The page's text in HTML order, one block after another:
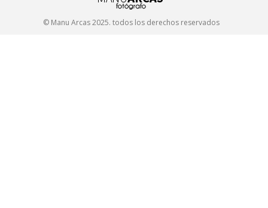
Facebook
© Manu Arcas 2025. todos los derechos reservados